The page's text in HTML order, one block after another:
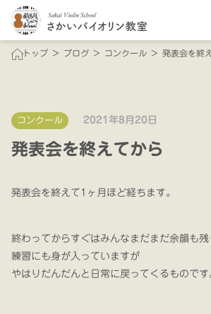
教室について
バイオリンレッスン
オンラインレッスン
ブログ
トップ ブログ コンクール 発表会を終
コンクール 2021年8月20日
発表会を終えてから
発表会を終えて1ヶ月ほど経ちます。
終わってからすぐはみんなまだまだ余韻も残
練習にも身が入っていますが
やはりだんだんと日常に戻ってくるものです